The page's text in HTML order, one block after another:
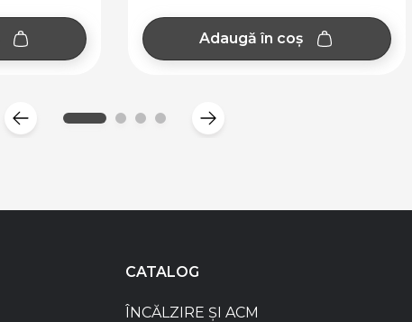
Adaugă în coș
CATALOG
ÎNCĂLZIRE ȘI ACM